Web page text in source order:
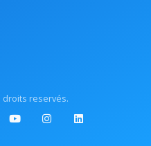
droits reservés.